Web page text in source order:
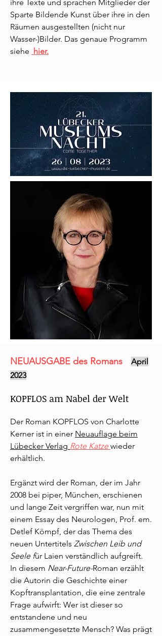
ihre Texte und sprachen Mitglieder der
Sparte Bildende Kunst über ihre in den
Räumen ausgestellten (nicht nur
Wasser-)Bilder. Das genaue Programm
siehe hier.
NEUAUSGABE des Romans
April
2023
KOPFLOS am Nabel der Welt
Der Roman KOPFLOS von Charlotte
Kerner ist in einer Neuauflage beim
Lübecker Verlag Rote Katze wieder
erhältlich.
Ergänzt wird der Roman, der im Jahr
2008 bei piper, München, erschienen
und lange Zeit vergriffen war, nun mit
einem Essay des Neurologen, Prof. em.
Detlef Kömpf, der das Thema des
neuen Untertitels Zwischen Leib und
Seele für Laien verständlich aufgreift.
In diesem Near-Future-Roman erzählt
die Autorin die Geschichte einer
Kopftransplantation, die eine zentrale
Frage aufwirft: Wer ist dieser so
entstandene und neu
zusammengesetzte Mensch? Was prägt